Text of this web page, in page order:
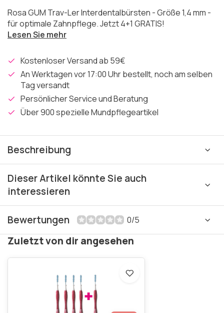
Rosa GUM Trav-Ler Interdentalbürsten - Größe 1,4 mm -
für optimale Zahnpflege. Jetzt 4+1 GRATIS!
Lesen Sie mehr
Kostenloser Versand ab 59€
An Werktagen vor 17:00 Uhr bestellt, noch am selben
Tag versandt
Persönlicher Service und Beratung
Über 900 spezielle Mundpflegeartikel
Beschreibung
Dieser Artikel könnte Sie auch
interessieren
Bewertungen 0/5
Zuletzt von dir angesehen